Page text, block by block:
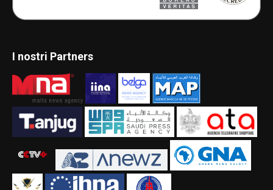
I nostri Partners